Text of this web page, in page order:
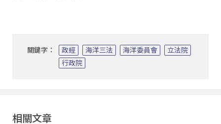
關鍵字： 政經 海洋三法 海洋委員會
立法院
行政院
相關文章